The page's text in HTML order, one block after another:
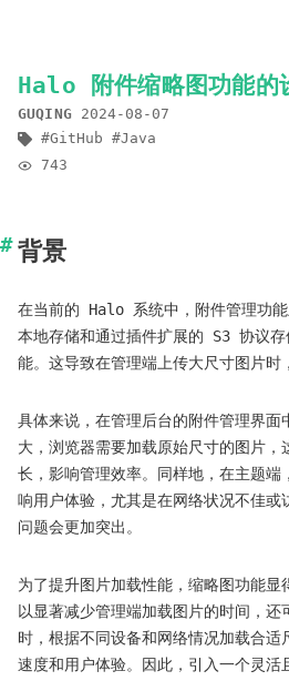
Halo 附件缩略图功能的
GUQING
2024-08-07
GitHub
Java
743
背景
在当前的 Halo 系统中，附件管理功
本地存储和通过插件扩展的 S3 协议存
能。这导致在管理端上传大尺寸图片时
具体来说，在管理后台的附件管理界面
大，浏览器需要加载原始尺寸的图片，
长，影响管理效率。同样地，在主题端
响用户体验，尤其是在网络状况不佳或
问题会更加突出。
为了提升图片加载性能，缩略图功能显
以显著减少管理端加载图片的时间，还
时，根据不同设备和网络情况加载合适
速度和用户体验。因此，引入一个灵活